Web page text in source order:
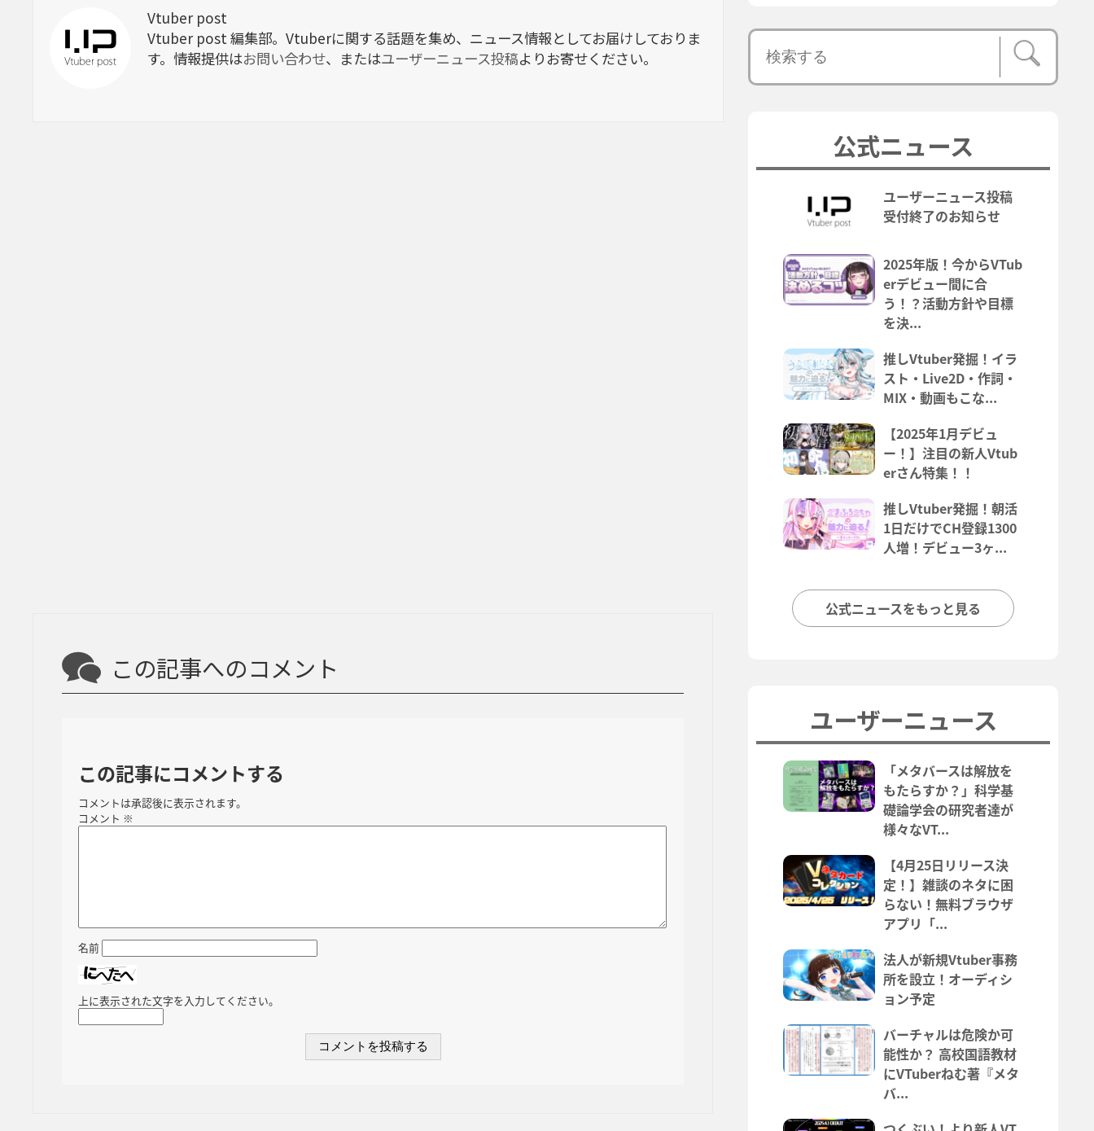
Vtuber post
Vtuber post 編集部。Vtuberに関する話題を集め、ニュース情報としてお届けしておりま
す。情報提供はお問い合わせ、またはユーザーニュース投稿よりお寄せください。
この記事へのコメント
この記事にコメントする
コメントは承認後に表示されます。
コメント ※
名前
上に表示された文字を入力してください。
公式ニュース
ユーザーニュース投稿
受付終了のお知らせ
2025年版！今からVTub
erデビュー間に合
う！？活動方針や目標
を決...
推しVtuber発掘！イラ
スト・Live2D・作詞・
MIX・動画もこな...
【2025年1月デビュ
ー！】注目の新人Vtub
erさん特集！！
推しVtuber発掘！朝活
1日だけでCH登録1300
人増！デビュー3ヶ...
公式ニュースをもっと見る
ユーザーニュース
「メタバースは解放を
もたらすか？」科学基
礎論学会の研究者達が
様々なVT...
【4月25日リリース決
定！】雑談のネタに困
らない！無料ブラウザ
アプリ「...
法人が新規Vtuber事務
所を設立！オーディシ
ョン予定
バーチャルは危険か可
能性か？ 高校国語教材
にVTuberねむ著『メタ
バ...